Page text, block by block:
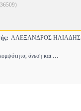
ΑΛΕΞΑΝΔΡΟΣ ΗΛΙΑΔΗΣ
άνεση και ...